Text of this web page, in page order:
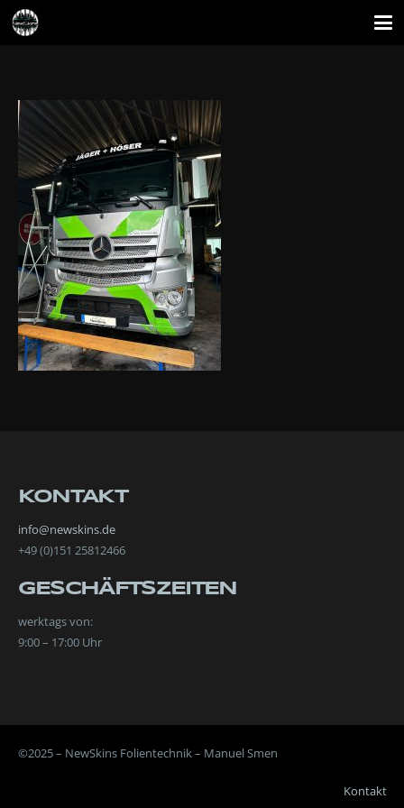
KONTAKT
info@newskins.de
+49 (0)151 25812466
GESCHÄFTSZEITEN
werktags von:
9:00 – 17:00 Uhr
©2025 – NewSkins Folientechnik – Manuel Smen
Kontakt